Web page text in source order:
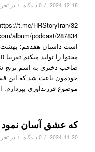
2024-12-18
/ 0 دیدگاه / در
t.me/HRStoryIran/32
است داستان هفدهم: بهشت
صاحب دختری به اسم ترنج
خودمون باعث شد که این
موضوع فرزندآوری
که عشق آسان نمود
2024-11-20
/ 0 دیدگاه / در